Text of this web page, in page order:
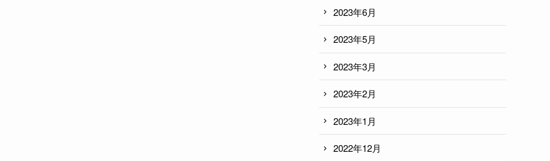
2023年6月
2023年5月
2023年3月
2023年2月
2023年1月
2022年12月